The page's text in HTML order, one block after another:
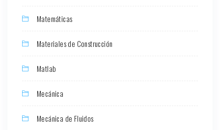
Matemáticas
Materiales de Construcción
Matlab
Mecánica
Mecánica de Fluidos